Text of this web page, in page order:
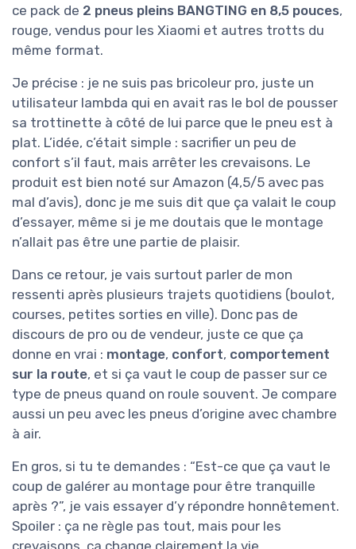
ce pack de 2 pneus pleins BANGTING en 8,5 pouces,
rouge, vendus pour les Xiaomi et autres trotts du
même format.
Je précise : je ne suis pas bricoleur pro, juste un
utilisateur lambda qui en avait ras le bol de pousser
sa trottinette à côté de lui parce que le pneu est à
plat. L’idée, c’était simple : sacrifier un peu de
confort s’il faut, mais arrêter les crevaisons. Le
produit est bien noté sur Amazon (4,5/5 avec pas
mal d’avis), donc je me suis dit que ça valait le coup
d’essayer, même si je me doutais que le montage
n’allait pas être une partie de plaisir.
Dans ce retour, je vais surtout parler de mon
ressenti après plusieurs trajets quotidiens (boulot,
courses, petites sorties en ville). Donc pas de
discours de pro ou de vendeur, juste ce que ça
donne en vrai : montage, confort, comportement
sur la route, et si ça vaut le coup de passer sur ce
type de pneus quand on roule souvent. Je compare
aussi un peu avec les pneus d’origine avec chambre
à air.
En gros, si tu te demandes : “Est-ce que ça vaut le
coup de galérer au montage pour être tranquille
après ?”, je vais essayer d’y répondre honnêtement.
Spoiler : ça ne règle pas tout, mais pour les